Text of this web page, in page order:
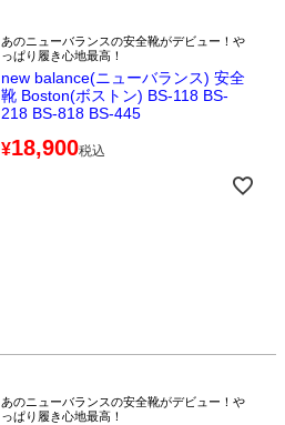
あのニューバランスの安全靴がデビュー！や
っぱり履き心地最高！
new balance(ニューバランス) 安全
靴 Boston(ボストン) BS-118 BS-
218 BS-818 BS-445
¥18,900税込
あのニューバランスの安全靴がデビュー！や
っぱり履き心地最高！